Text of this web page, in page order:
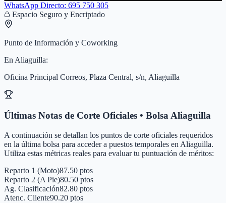
WhatsApp Directo: 695 750 305
Espacio Seguro y Encriptado
Punto de Información y Coworking
En Aliaguilla:
Oficina Principal Correos, Plaza Central, s/n, Aliaguilla
Últimas Notas de Corte Oficiales • BolsaAliaguilla
A continuación se detallan los puntos de corte oficiales requeridos
en la última bolsa para acceder a puestos temporales en Aliaguilla.
Utiliza estas métricas reales para evaluar tu puntuación de méritos:
Reparto 1 (Moto)87.50 ptos
Reparto 2 (A Pie)80.50 ptos
Ag. Clasificación82.80 ptos
Atenc. Cliente90.20 ptos